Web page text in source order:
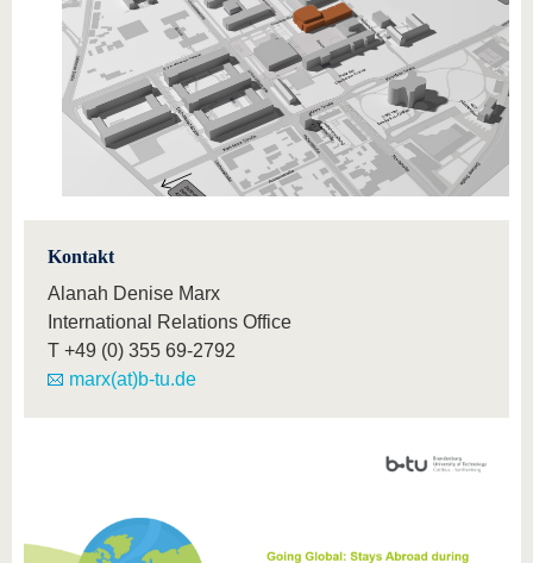
Kontakt
Alanah Denise Marx
International Relations Office
T +49 (0) 355 69-2792
marx(at)b-tu.de